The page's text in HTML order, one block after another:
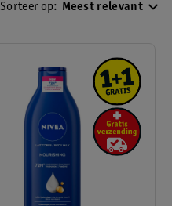
Sorteer op: Meest relevant